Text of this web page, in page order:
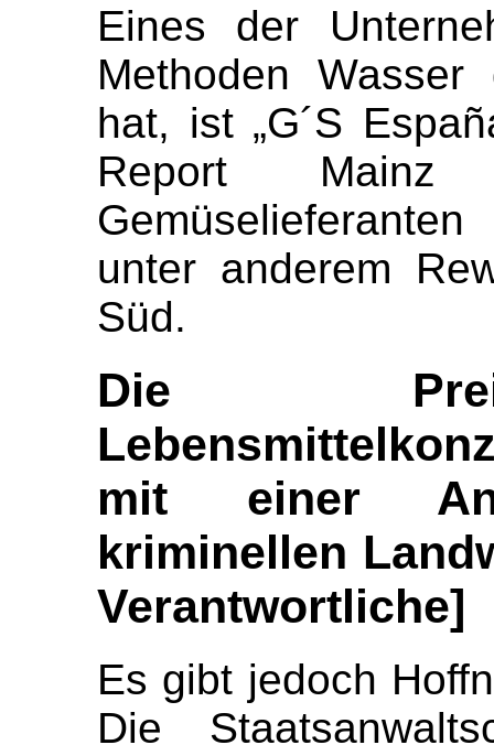
Eines der
Methoden
hat, ist „G´S
Report
unter anderem
Süd.
Die
mit einer
kriminellen
Verantwortliche]
Es gibt jedoch
Die